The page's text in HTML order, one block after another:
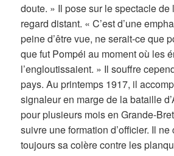
doute. » Il pose sur le spectacle de
regard distant. « C’est d’une
peine d’être vue, ne serait-ce que
que fut Pompéi au moment où les
l’engloutissaient. » Il souffre
pays. Au printemps 1917, il
signaleur en marge de la bataille
pour plusieurs mois en Grande-
suivre une formation d’officier. Il
toujours sa colère contre les